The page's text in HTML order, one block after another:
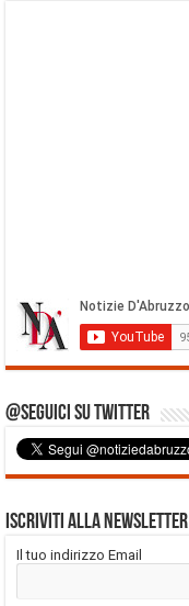
@Seguici su Twitter
Iscriviti alla Newsletter
Il tuo indirizzo Email